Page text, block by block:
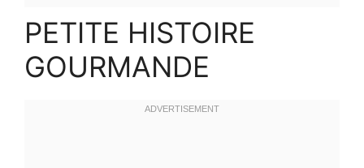
PETITE HISTOIRE
GOURMANDE